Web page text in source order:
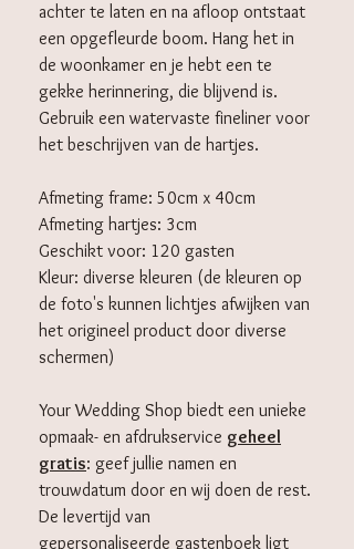
achter te laten en na afloop ontstaat
een opgefleurde boom. Hang het in
de woonkamer en je hebt een te
gekke herinnering, die blijvend is.
Gebruik een watervaste fineliner voor
het beschrijven van de hartjes.
Afmeting frame: 50cm x 40cm
Afmeting hartjes: 3cm
Geschikt voor: 120 gasten
Kleur: diverse kleuren (de kleuren op
de foto's kunnen lichtjes afwijken van
het origineel product door diverse
schermen)
Your Wedding Shop biedt een unieke
opmaak- en afdrukservice geheel
gratis: geef jullie namen en
trouwdatum door en wij doen de rest.
De levertijd van
gepersonaliseerde gastenboek ligt